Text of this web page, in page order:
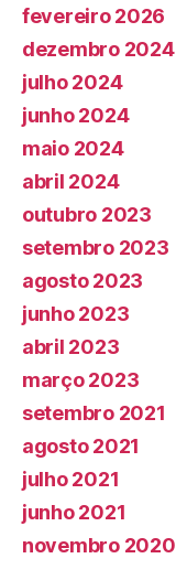
fevereiro 2026
dezembro 2024
julho 2024
junho 2024
maio 2024
abril 2024
outubro 2023
setembro 2023
agosto 2023
junho 2023
abril 2023
março 2023
setembro 2021
agosto 2021
julho 2021
junho 2021
novembro 2020